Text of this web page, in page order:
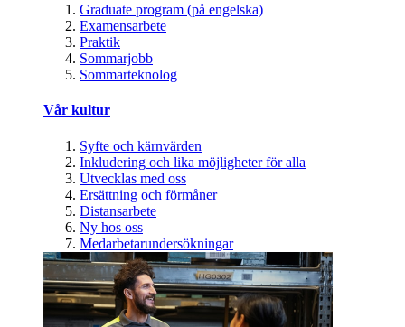
Graduate program (på engelska)
Examensarbete
Praktik
Sommarjobb
Sommarteknolog
Vår kultur
Syfte och kärnvärden
Inkludering och lika möjligheter för alla
Utvecklas med oss
Ersättning och förmåner
Distansarbete
Ny hos oss
Medarbetarundersökningar